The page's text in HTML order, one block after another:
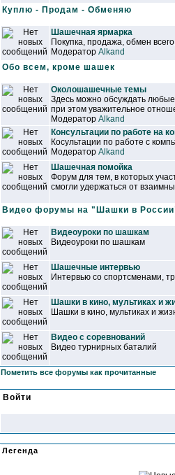
Куплю - Продам - Обменяю
Шашечная ярмарка
Покупка, продажа, обмен
Модератор Alkand
Обо всем, кроме шашек
Околошашечные темы
Здесь можно обсуждать
при этом уважительное
Модератор Alkand
Консультации по работе на
Косультации по работе с
Модератор Alkand
Шашечная помойка
Форум для тем, в которых
смогли удержаться от
Видео форумы на "Шашки в
Видеоуроки по шашкам
Видеоуроки по шашкам
Шашечные интервью
Интервью со спортсменами,
Шашки в кино, мультиках и
Шашки в кино, мультиках и
Видео с соревнований
Видео турнирных баталий
Пометить все форумы как прочитанные
Войти
Легенда